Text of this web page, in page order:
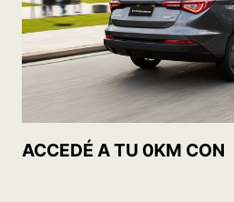
ACCEDÉ A TU 0KM CON